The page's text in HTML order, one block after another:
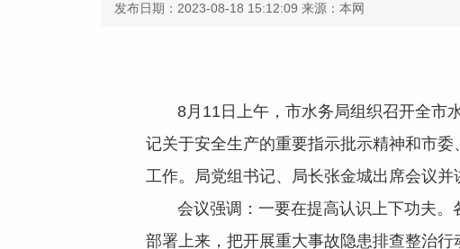
发布日期：2023-08-18 15:12:09 来源：本网
8月 11 日 上午， 市水务局组织召开全市
记关于安全生产的重要指示批示精神和市委
工作。 局党组书记、局长张金城出席会议并
会议强调 ： 一要在提高认识上下功夫。
部署上来，把开展重大事故隐患排查整治